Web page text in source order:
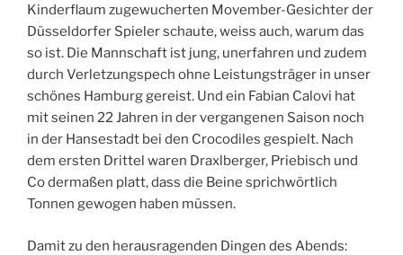
Kinderflaum zugewucherten Movember-Gesichter der
Düsseldorfer Spieler schaute, weiss auch, warum das
so ist. Die Mannschaft ist jung, unerfahren und zudem
durch Verletzungspech ohne Leistungsträger in unser
schönes Hamburg gereist. Und ein Fabian Calovi hat
mit seinen 22 Jahren in der vergangenen Saison noch
in der Hansestadt bei den Crocodiles gespielt. Nach
dem ersten Drittel waren Draxlberger, Priebisch und
Co dermaßen platt, dass die Beine sprichwörtlich
Tonnen gewogen haben müssen.
Damit zu den herausragenden Dingen des Abends: